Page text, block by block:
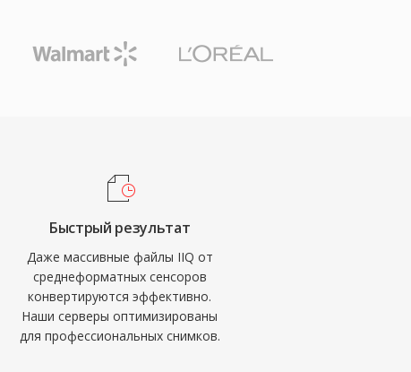
Быстрый результат
Даже массивные файлы IIQ от
среднеформатных сенсоров
конвертируются эффективно.
Наши серверы оптимизированы
для профессиональных снимков.